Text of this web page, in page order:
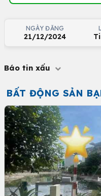
NGÀY ĐĂNG
21/12/2024
Báo tin xấu
BẤT ĐỘNG SẢN